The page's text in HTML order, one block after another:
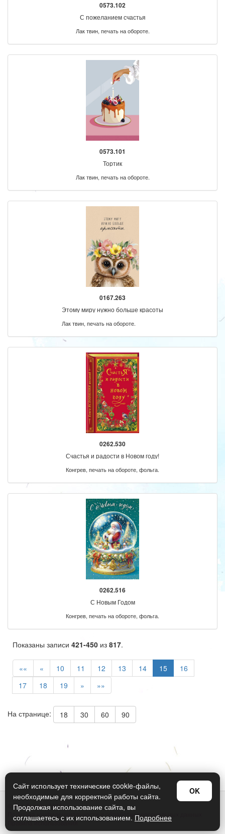
0573.102
С пожеланием счастья
Лак твин, печать на обороте.
0573.101
Тортик
Лак твин, печать на обороте.
0167.263
Этому миру нужно больше красоты
Лак твин, печать на обороте.
0262.530
Счастья и радости в Новом году!
Конгрев, печать на обороте, фольга.
0262.516
С Новым Годом
Конгрев, печать на обороте, фольга.
Показаны записи 421-450 из 817.
«« « 10 11 12 13 14 15
16
17
18 19 » »»
На странице: 18 30 60 90
© Арт Дизайн 2026
Политика конфиденциальности и обработки персональных данных
Правила использования
Сайт использует технические cookie-файлы,
необходимые для корректной работы сайта.
Продолжая использование сайта, вы
соглашаетесь с их использованием. Подробнее
OK